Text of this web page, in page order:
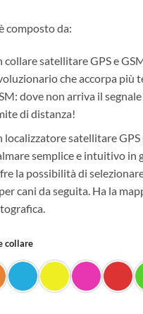
composto da:
collare satellitare GPS e
che accorpa più
dove non arriva il
di distanza!
localizzatore satellitare
semplice e intuitivo
la possibilità di
cani da seguita. Ha la
collare